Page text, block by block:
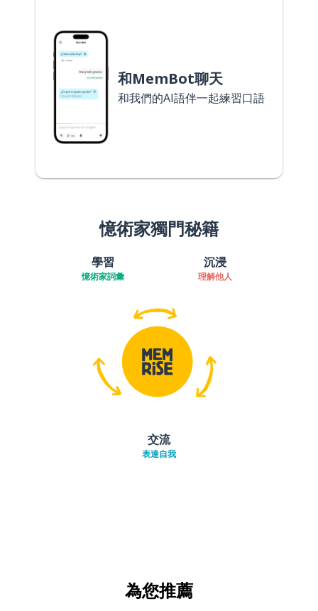
和MemBot聊天
和我們的AI語伴一起練習口語
憶術家獨門秘籍
學習
憶術家詞彙
沉浸
理解他人
交流
表達自我
為您推薦